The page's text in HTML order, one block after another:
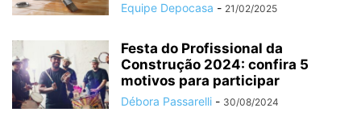
Equipe Depocasa - 21/02/2025
Festa do Profissional da
Construção 2024: confira 5
motivos para participar
Débora Passarelli - 30/08/2024